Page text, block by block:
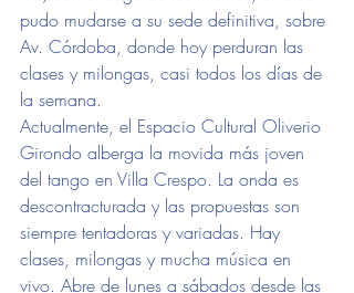
pudo mudarse a su sede definitiva, sobre
Av. Córdoba, donde hoy perduran las
clases y milongas, casi todos los días de
la semana.
Actualmente, el Espacio Cultural Oliverio
Girondo alberga la movida más joven
del tango en Villa Crespo. La onda es
descontracturada y las propuestas son
siempre tentadoras y variadas. Hay
clases, milongas y mucha música en
vivo. Abre de lunes a sábados desde las